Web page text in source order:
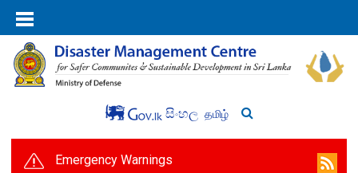
සිංහල தமிழ்
Emergency Warnings